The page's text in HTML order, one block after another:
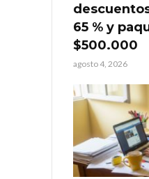
65 % y
$500.000
agosto 4, 2026